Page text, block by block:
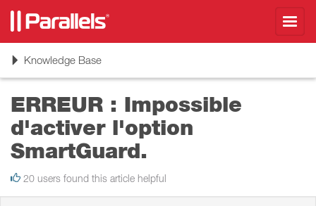
ToggleKnowledge Base
ERREUR : Impossible
d'activer l'option
SmartGuard.
20 users found this article helpful